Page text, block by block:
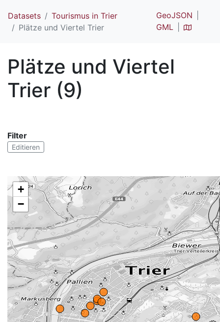
Datasets
Tourismus in Trier
Plätze und Viertel Trier
GeoJSON
GML
Plätze und Viertel
Trier (9)
Filter
Editieren
+
−